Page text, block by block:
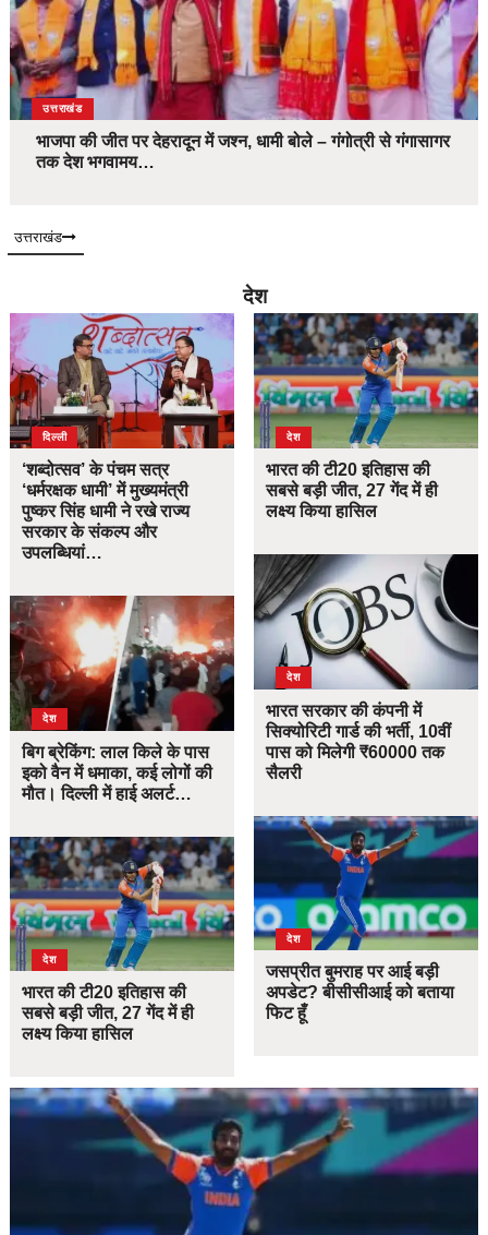
उत्तराखंड
भाजपा की जीत पर देहरादून में जश्न, धामी बोले – गंगोत्री से गंगासागर
तक देश भगवामय…
उत्तराखंड
देश
दिल्ली
‘शब्दोत्सव’ के पंचम सत्र
‘धर्मरक्षक धामी’ में मुख्यमंत्री
पुष्कर सिंह धामी ने रखे राज्य
सरकार के संकल्प और
उपलब्धियां…
देश
बिग ब्रेकिंग: लाल किले के पास
इको वैन में धमाका, कई लोगों की
मौत। दिल्ली में हाई अलर्ट…
देश
भारत की टी20 इतिहास की
सबसे बड़ी जीत, 27 गेंद में ही
लक्ष्य किया हासिल
देश
भारत की टी20 इतिहास की
सबसे बड़ी जीत, 27 गेंद में ही
लक्ष्य किया हासिल
देश
भारत सरकार की कंपनी में
सिक्योरिटी गार्ड की भर्ती, 10वीं
पास को मिलेगी ₹60000 तक
सैलरी
देश
जसप्रीत बुमराह पर आई बड़ी
अपडेट? बीसीसीआई को बताया
फिट हूँ